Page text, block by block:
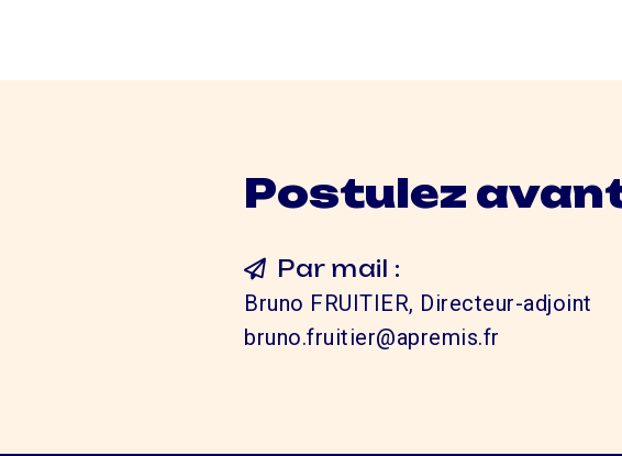
Postulez
Par mail :
Bruno FRUITIER, Directeur-adjoint
bruno.fruitier@apremis.fr